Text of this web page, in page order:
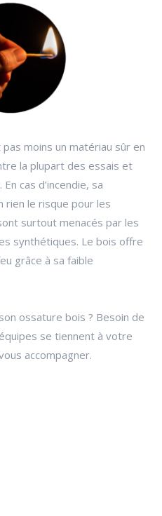
moins un matériau sûr en
la plupart des essais et
cas d’incendie, sa
rien le risque pour les
surtout menacés par les
synthétiques. Le bois offre
grâce à sa faible
ossature bois ? Besoin de
se tiennent à votre
accompagner.